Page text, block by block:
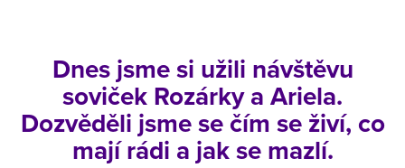
Dnes jsme si užili návštěvu
soviček Rozárky a Ariela.
Dozvěděli jsme se čím se živí, co
mají rádi a jak se mazlí.